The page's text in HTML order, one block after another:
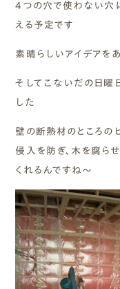
4つの穴で使わない穴
える予定です
素晴らしいアイデアを
そしてこないだの日曜
した
壁の断熱材のところの
侵入を防ぎ、木を腐ら
くれるんですね～